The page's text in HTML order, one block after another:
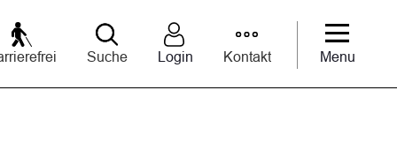
Kontakt
Suche Login Menu